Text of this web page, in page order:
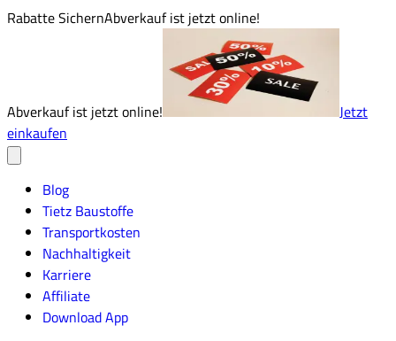
Rabatte SichernAbverkauf ist jetzt online!
Abverkauf ist jetzt online!
Jetzt
einkaufen
Blog
Tietz Baustoffe
Transportkosten
Nachhaltigkeit
Karriere
Affiliate
Download App